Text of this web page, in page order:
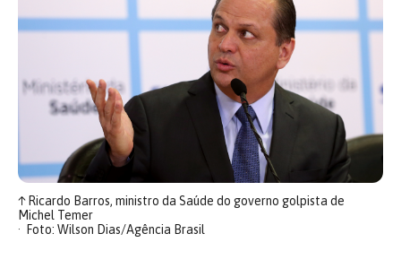
↑Ricardo Barros, ministro da Saúde do governo golpista de
Michel Temer
Foto: Wilson Dias/Agência Brasil